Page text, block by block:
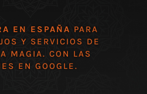
EN ESPAÑA PARA
Y SERVICIOS DE
MAGIA. CON LAS
EN GOOGLE.